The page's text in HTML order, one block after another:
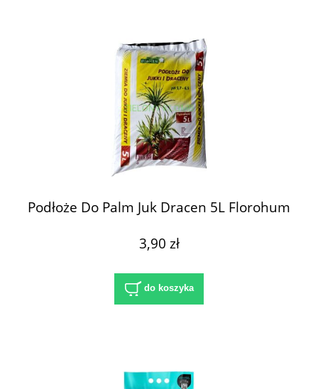
Podłoże Do Palm Juk Dracen 5L Florohum
3,90 zł
do koszyka